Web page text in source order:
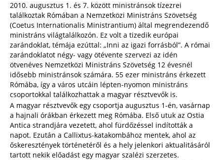
2010. augusztus 1. és 7. között ministránsok tízezrei
találkoztak Rómában a Nemzetközi Ministráns Szövetség
(Coetus Internationalis Ministrantium) által megrendezendő
ministráns világtalálkozón. Ez volt a tizedik európai
zarándoklat, témája ezúttal: „Inni az igazi forrásból”. A római
zarándoklatot négy- vagy ötévente szervezi az idén
ötvenéves Nemzetközi Ministráns Szövetség 12 évesnél
idősebb ministránsok számára. 55 ezer ministráns érkezett
Rómába, így a város utcáin lépten-nyomon ministráns
csoportokkal találkozhattak a magyar résztvevők is.
A magyar résztvevők egy csoportja augusztus 1-én, vasárnap
a hajnali órákban érkezett meg Rómába. Első utuk az Ostia
Antica strandjára vezetett, ahol fürdőzéssel indították a
napot. Ezután a Callixtus-katakombához mentek, ahol az
őskeresztények történetéről és a hely jelenkori aktualitásáról
tartott nekik előadást egy magyar szalézi szerzetes.